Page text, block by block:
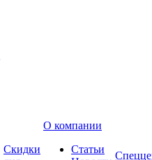
Скидки
О компании
Статьи